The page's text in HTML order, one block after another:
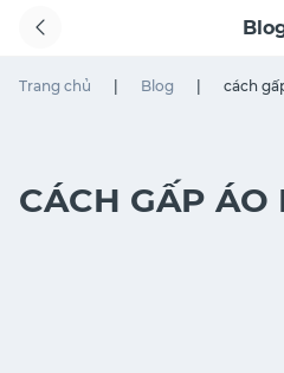
Trang chủ Blog cách
CÁCH GẤP ÁO